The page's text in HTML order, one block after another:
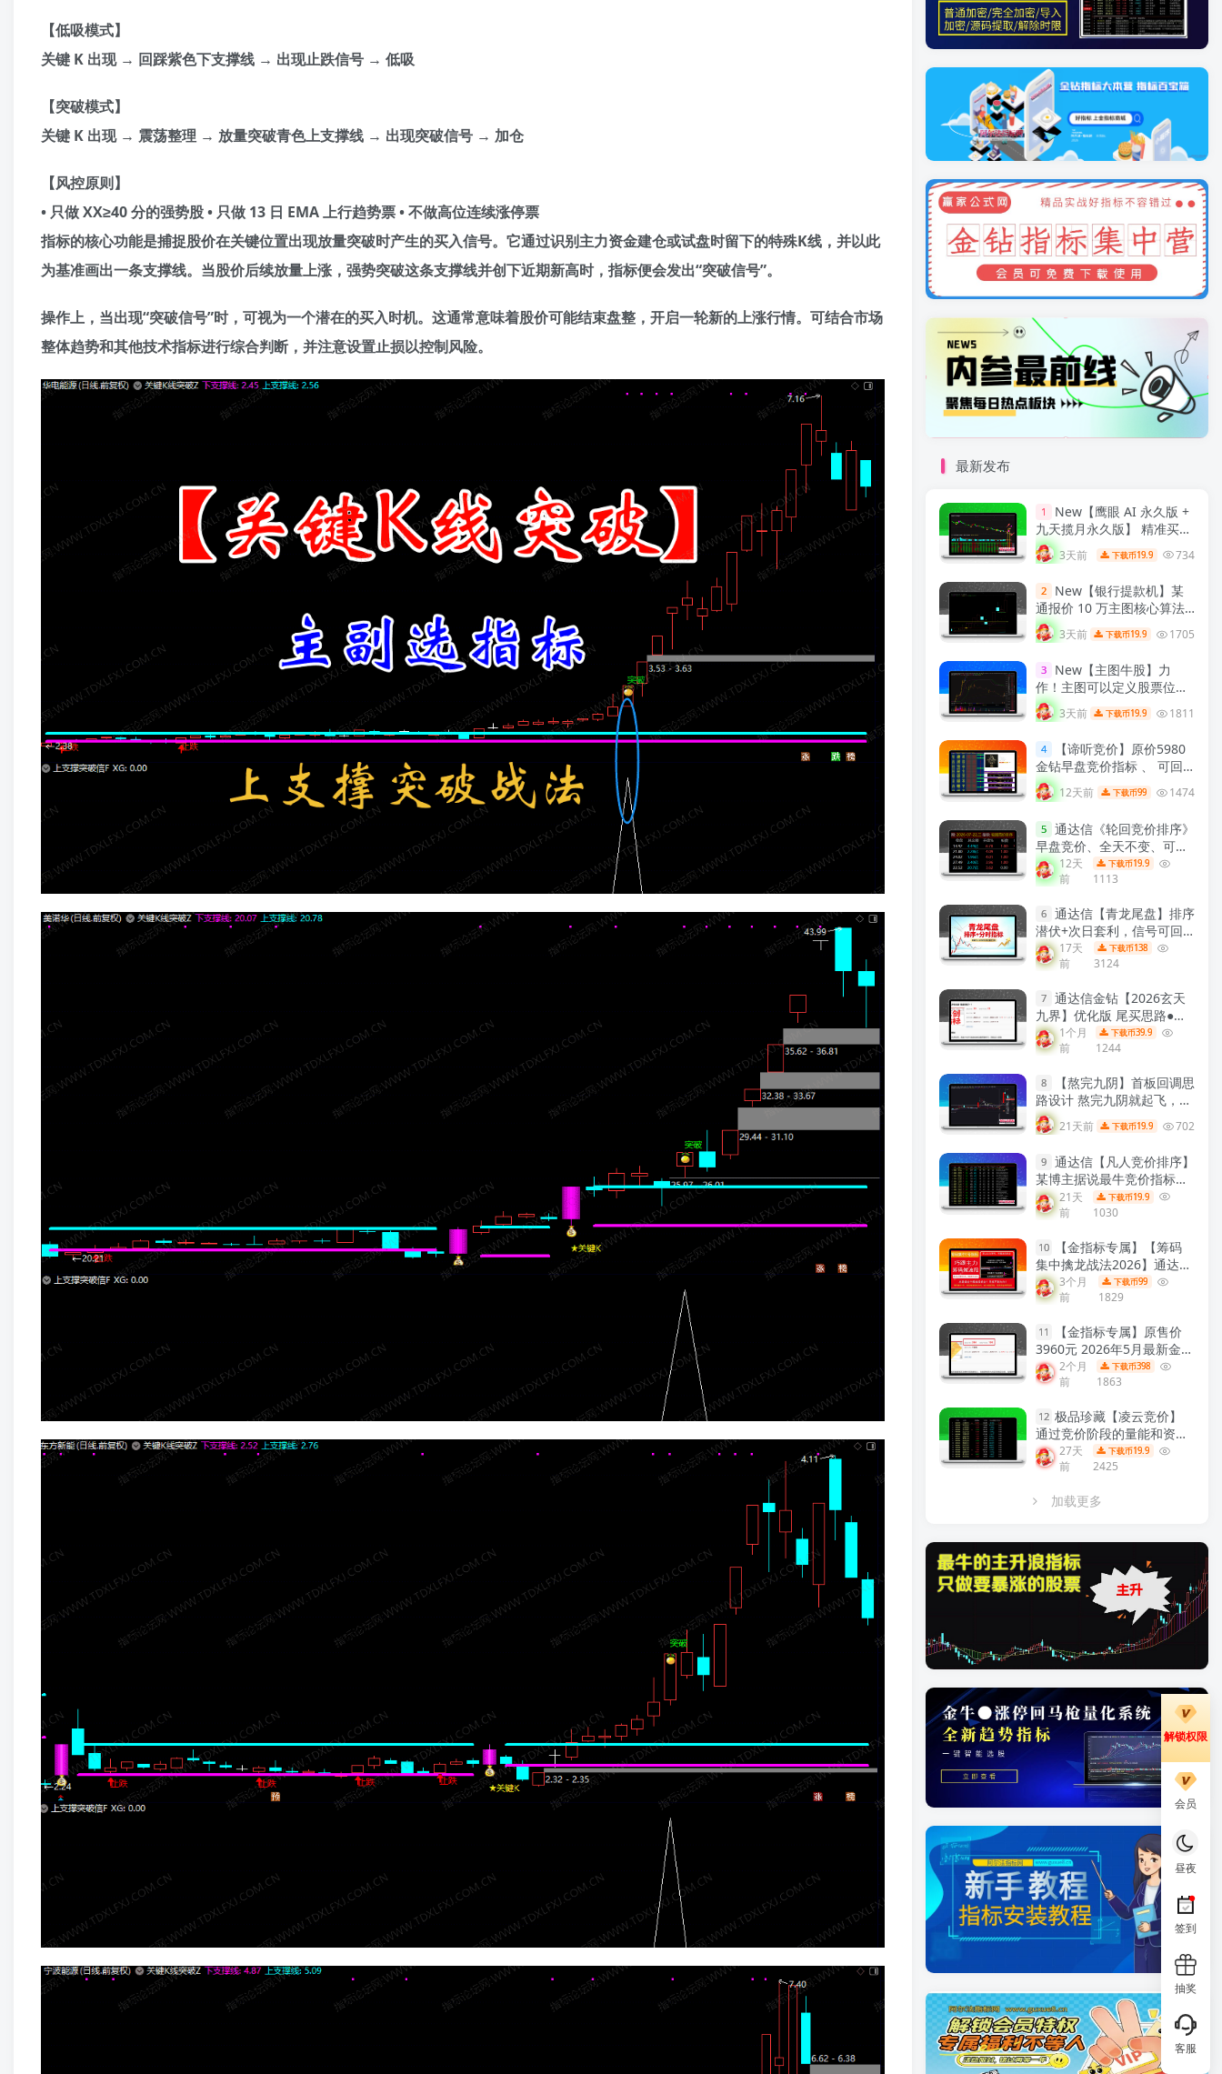
【低吸模式】
关键 K 出现 → 回踩紫色下支撑线 → 出现止跌信号 → 低吸
【突破模式】
关键 K 出现 → 震荡整理 → 放量突破青色上支撑线 → 出现突破信号 → 加仓
【风控原则】
• 只做 XX≥40 分的强势股 • 只做 13 日 EMA 上行趋势票 • 不做高位连续涨停票
指标的核心功能是捕捉股价在关键位置出现放量突破时产生的买入信号。它通过识别主力资金建仓或试盘时留下的特殊K线，并以此
为基准画出一条支撑线。当股价后续放量上涨，强势突破这条支撑线并创下近期新高时，指标便会发出“突破信号”。
操作上，当出现“突破信号”时，可视为一个潜在的买入时机。这通常意味着股价可能结束盘整，开启一轮新的上涨行情。可结合市场
整体趋势和其他技术指标进行综合判断，并注意设置止损以控制风险。
最新发布
1 New 【鹰眼 AI 永久版 +
九天揽月永久版】 精准买卖
拐点 九维共振过滤假信号
通达信双指标完整分析与实
战用法 解密
【实战指标系
列】
3天前 下载币19.9 734
2 New 【银行提款机】某
通报价 10 万主图核心算法
｜雷同同源复刻版，核心交
易信号逻辑一致，通达信主
【实战指标系列】
3天前 下载币19.9 1705
3 New 【主图牛股】力
作！主图可以定义股票位置
高低，定义是否牛股《通达
信主图，源码无加密》！
【实战指标系列】
3天前 下载币19.9 1811
4
【谛听竞价】原价5980
金钻早盘竞价指标 、 可回
测历史数据、信号全天不变
、手机电脑通用、 源码开
放、 可永久使用！
系列】
12天前 下载币99 1474
5 通达信《轮回竞价排序》
早盘竞价、全天不变、可回
测历史！源码开放，永久使
用！【众筹指标系列】
12天
前
下载币19.9
1113
6 通达信【青龙尾盘】排序
潜伏+次日套利，信号可回
看，超短策略！专为尾盘排
序定制！实现“今买明卖”的
列】
17天
前
下载币138
3124
7 通达信金钻【2026玄天
九界】优化版 尾买思路●阴
线擒妖 聚焦尾盘阴线买入
次日出场的T+1短线策略副
标系列】
1个月
前
下载币39.9
1244
8
【熬完九阴】首板回调思
路设计 熬完九阴就起飞，短
线低吸信号工具 通达信主图
附图选股全套指标!【实战指
标系列】
21天前 下载币19.9 702
9 通达信【凡人竞价排序】
某博主据说最牛竞价指标组
合 效果极佳 6个指标合共振
早盘竞价排序 副图源码
21天
前
下载币19.9
1030
10
【金指标专属】【筹码
集中擒龙战法2026】通达信
龙头战法主力筹码集中控盘
指标公式牛股启动中长线波
列】
3个月
前
下载币99
1829
11
【金指标专属】原售价
3960元 2026年5月最新金钻
【震荡突破】 捕捉创业板科
创板20厘米涨停启动点 回避
段，无未来函数 手机电脑端
适用！【金指标系列】
2个月
前
下载币398
1863
12 极品珍藏【凌云竞价】
通过竞价阶段的量能和资金
流向分析，捕捉开盘前主力
资金介入信号 识别短线强势
27天
前
下载币19.9
2425
加载更多
解锁权限
会员
昼夜
签到
抽奖
客服